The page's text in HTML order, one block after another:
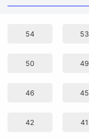
54 53
50 49
46 45
42 41